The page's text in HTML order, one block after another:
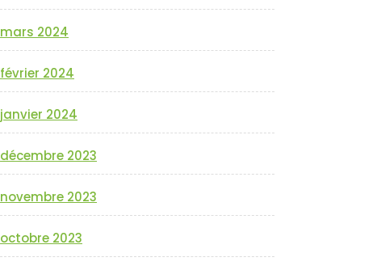
mars 2024
février 2024
janvier 2024
décembre 2023
novembre 2023
octobre 2023